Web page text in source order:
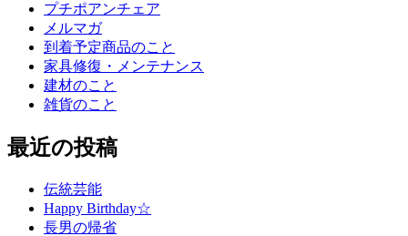
プチポアンチェア
メルマガ
到着予定商品のこと
家具修復・メンテナンス
建材のこと
雑貨のこと
最近の投稿
伝統芸能
Happy Birthday☆
長男の帰省